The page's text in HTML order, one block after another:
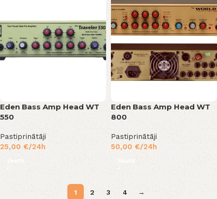
Eden Bass Amp Head WT
550
Pastiprinātāji
25,00 €/24h
Skatīt
Eden Bass Amp Head WT
800
Pastiprinātāji
50,00 €/24h
Skatīt
1 2 3 4 →